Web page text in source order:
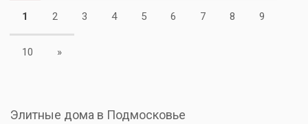
1 2 3 4 5 6 7 8 9
10 »Next
Элитные дома в Подмосковье